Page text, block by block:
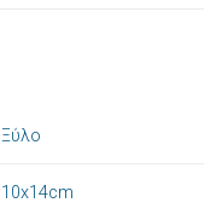
Ξύλο
10x14cm